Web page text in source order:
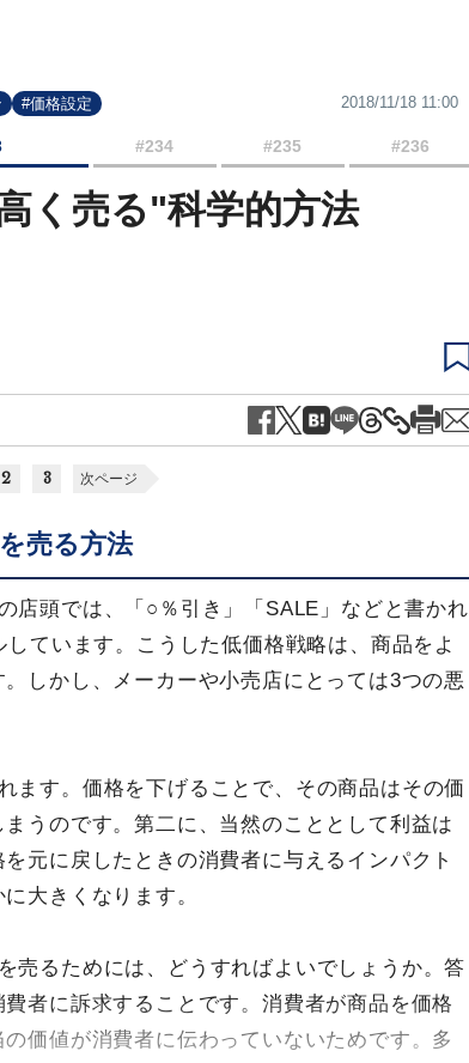
#価格設定 2018/11/18 11:00
#234 #235 #236
く売る"科学的方法
2 3 次ページ
売る方法
店頭では、「○％引き」「SALE」などと書かれ
ています。こうした低価格戦略は、商品をよ
しかし、メーカーや小売店にとっては3つの悪
ます。価格を下げることで、その商品はその価
うのです。第二に、当然のこととして利益は
元に戻したときの消費者に与えるインパクト
大きくなります。
売るためには、どうすればよいでしょうか。答
者に訴求することです。消費者が商品を価格
価値が消費者に伝わっていないためです。多